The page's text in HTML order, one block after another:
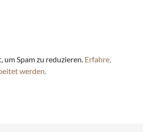
Spam zu reduzieren. Erfahre,
werden.